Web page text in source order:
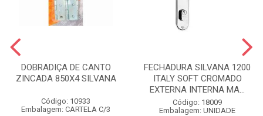
DOBRADIÇA DE CANTO
ZINCADA 850X4 SILVANA
Código: 10933
Embalagem: CARTELA C/3
FECHADURA SILVANA 1200
ITALY SOFT CROMADO
EXTERNA INTERNA MA...
Código: 18009
Embalagem: UNIDADE